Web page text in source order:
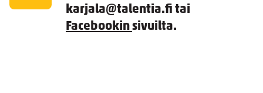
karjala@talentia.fi tai
Facebookinsivuilta.